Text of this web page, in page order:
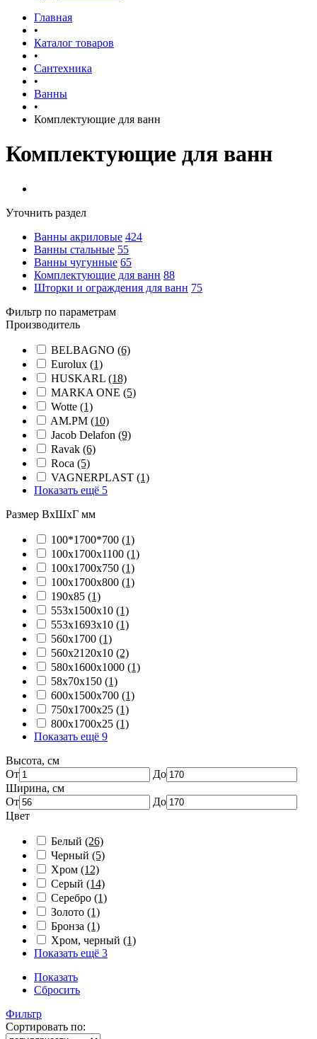
Главная
•
Каталог товаров
•
Сантехника
•
Ванны
•
Комплектующие для ванн
Комплектующие для ванн
Уточнить раздел
Ванны акриловые 424
Ванны стальные 55
Ванны чугунные 65
Комплектующие для ванн 88
Шторки и ограждения для ванн 75
Фильтр по параметрам
Производитель
BELBAGNO (6)
Eurolux (1)
HUSKARL (18)
MARKA ONE (5)
Wotte (1)
AM.PM (10)
Jacob Delafon (9)
Ravak (6)
Roca (5)
VAGNERPLAST (1)
Показать ещё 5
Размер ВхШхГ мм
100*1700*700 (1)
100х1700х1100 (1)
100х1700х750 (1)
100х1700х800 (1)
190х85 (1)
553х1500х10 (1)
553х1693х10 (1)
560х1700 (1)
560х2120х10 (2)
580х1600х1000 (1)
58х70х150 (1)
600х1500х700 (1)
750х1700х25 (1)
800х1700х25 (1)
Показать ещё 9
Высота, см
От
До
Ширина, см
От
До
Цвет
Белый (26)
Черный (5)
Хром (12)
Серый (14)
Серебро (1)
Золото (1)
Бронза (1)
Хром, черный (1)
Показать ещё 3
Показать
Сбросить
Фильтр
Сортировать по: